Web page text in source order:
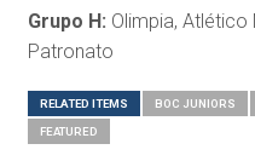
Grupo H: Olimpia, Atlético
Patronato
RELATED ITEMS BOC JUNIORS
FEATURED